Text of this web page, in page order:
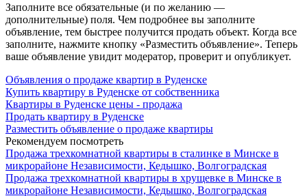
Заполните все обязательные (и по желанию —
дополнительные) поля. Чем подробнее вы заполните
объявление, тем быстрее получится продать объект. Когда все
заполните, нажмите кнопку «Разместить объявление». Теперь
ваше объявление увидит модератор, проверит и опубликует.
Объявления о продаже квартир в Руденске
Купить квартиру в Руденске от собственника
Квартиры в Руденске цены - продажа
Продать квартиру в Руденске
Разместить объявление о продаже квартиры
Рекомендуем посмотреть
Продажа трехкомнатной квартиры в сталинке в Минске в
микрорайоне Независимости, Кедышко, Волгоградская
Продажа трехкомнатной квартиры в хрущевке в Минске в
микрорайоне Независимости, Кедышко, Волгоградская